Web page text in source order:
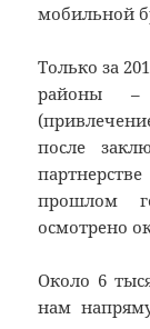
мобильной
Только за
районы –
после
прошлом
осмотрено
Около 6
нам